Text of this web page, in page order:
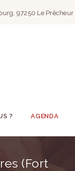
97250 Le Prêcheur
? AGENDA
(Fort